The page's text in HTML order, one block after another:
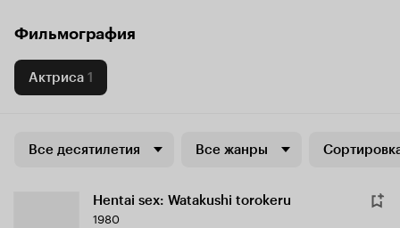
Фильмография
Актриса 1
Все десятилетия Все жанры
Hentai sex: Watakushi torokeru
1980